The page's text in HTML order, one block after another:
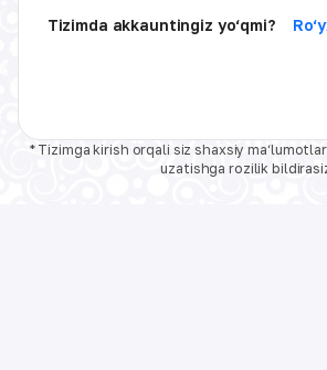
Tizimda akkauntingiz yo‘qmi?
* Tizimga kirish orqali siz shaxsiy
uzatishga rozilik